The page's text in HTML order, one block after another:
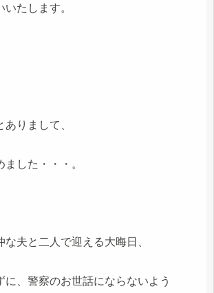
たします。
りまして、
した・・・。
夫と二人で迎える大晦日、
に、警察のお世話にならないよう